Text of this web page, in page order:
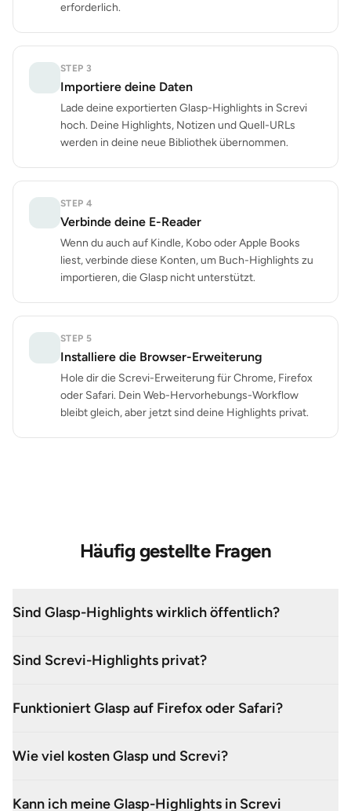
erforderlich.
STEP 3
Importiere deine Daten
Lade deine exportierten Glasp-Highlights in Screvi
hoch. Deine Highlights, Notizen und Quell-URLs
werden in deine neue Bibliothek übernommen.
STEP 4
Verbinde deine E-Reader
Wenn du auch auf Kindle, Kobo oder Apple Books
liest, verbinde diese Konten, um Buch-Highlights zu
importieren, die Glasp nicht unterstützt.
STEP 5
Installiere die Browser-Erweiterung
Hole dir die Screvi-Erweiterung für Chrome, Firefox
oder Safari. Dein Web-Hervorhebungs-Workflow
bleibt gleich, aber jetzt sind deine Highlights privat.
Häufig gestellte Fragen
Sind Glasp-Highlights wirklich öffentlich?
Sind Screvi-Highlights privat?
Funktioniert Glasp auf Firefox oder Safari?
Wie viel kosten Glasp und Screvi?
Kann ich meine Glasp-Highlights in Screvi